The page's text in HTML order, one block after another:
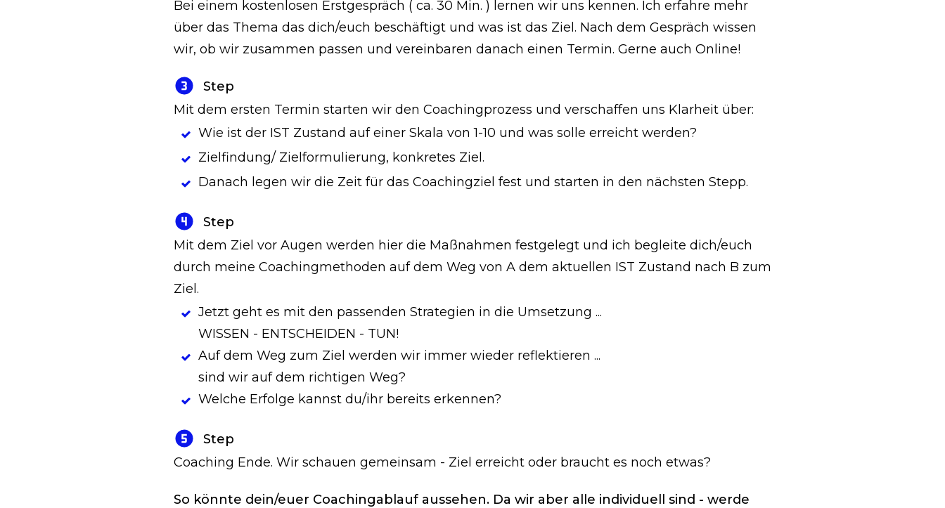
Bei einem kostenlosen Erstgespräch ( ca. 30 Min. ) lernen wir uns kennen. Ich erfahre mehr
über das Thema das dich/euch beschäftigt und was ist das Ziel. Nach dem Gespräch wissen
wir, ob wir zusammen passen und vereinbaren danach einen Termin. Gerne auch Online!
Step
Mit dem ersten Termin starten wir den Coachingprozess und verschaffen uns Klarheit über:
Wie ist der IST Zustand auf einer Skala von 1-10 und was solle erreicht werden?
Zielfindung/ Zielformulierung, konkretes Ziel.
Danach legen wir die Zeit für das Coachingziel fest und starten in den nächsten Stepp.
Step
Mit dem Ziel vor Augen werden hier die Maßnahmen festgelegt und ich begleite dich/euch
durch meine Coachingmethoden auf dem Weg von A dem aktuellen IST Zustand nach B zum
Ziel.
Jetzt geht es mit den passenden Strategien in die Umsetzung ...
WISSEN - ENTSCHEIDEN - TUN!
Auf dem Weg zum Ziel werden wir immer wieder reflektieren ...
sind wir auf dem richtigen Weg?
Welche Erfolge kannst du/ihr bereits erkennen?
Step
Coaching Ende. Wir schauen gemeinsam - Ziel erreicht oder braucht es noch etwas?
So könnte dein/euer Coachingablauf aussehen. Da wir aber alle individuell sind - werde